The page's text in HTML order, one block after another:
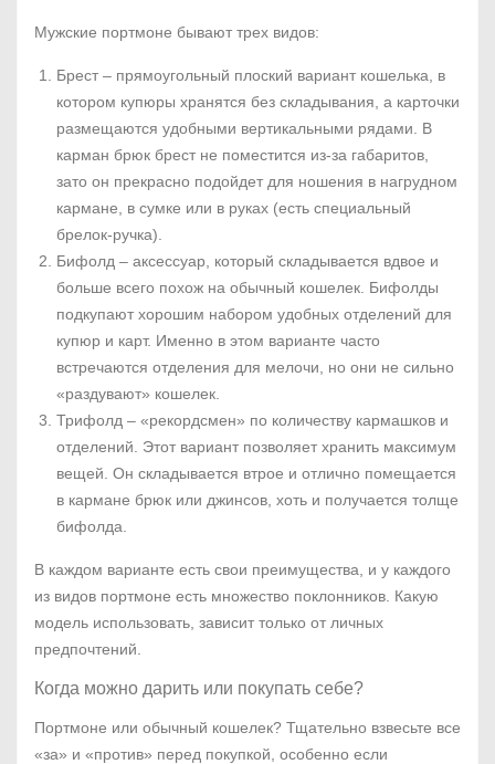
Мужские портмоне бывают трех видов:
Брест – прямоугольный плоский вариант кошелька, в
котором купюры хранятся без складывания, а карточки
размещаются удобными вертикальными рядами. В
карман брюк брест не поместится из-за габаритов,
зато он прекрасно подойдет для ношения в нагрудном
кармане, в сумке или в руках (есть специальный
брелок-ручка).
Бифолд – аксессуар, который складывается вдвое и
больше всего похож на обычный кошелек. Бифолды
подкупают хорошим набором удобных отделений для
купюр и карт. Именно в этом варианте часто
встречаются отделения для мелочи, но они не сильно
«раздувают» кошелек.
Трифолд – «рекордсмен» по количеству кармашков и
отделений. Этот вариант позволяет хранить максимум
вещей. Он складывается втрое и отлично помещается
в кармане брюк или джинсов, хоть и получается толще
бифолда.
В каждом варианте есть свои преимущества, и у каждого
из видов портмоне есть множество поклонников. Какую
модель использовать, зависит только от личных
предпочтений.
Когда можно дарить или покупать себе?
Портмоне или обычный кошелек? Тщательно взвесьте все
«за» и «против» перед покупкой, особенно если